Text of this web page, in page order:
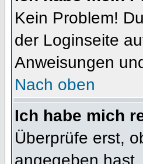
Kein Problem!
der Loginseite
Anweisungen
Nach oben
Ich habe mich
Überprüfe erst,
angegeben